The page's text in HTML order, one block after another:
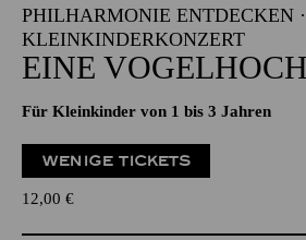
PHILHARMONIE ENTDECKEN ·
KLEINKINDERKONZERT
EINE
Für Kleinkinder von 1 bis 3 Jahren
WENIGE TICKETS
12,00 €